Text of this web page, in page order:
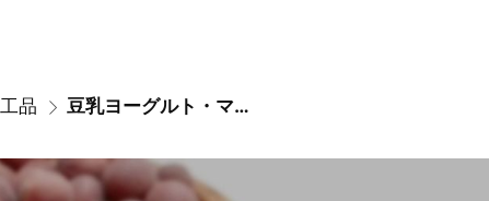
品 豆乳ヨーグルト・マメルト